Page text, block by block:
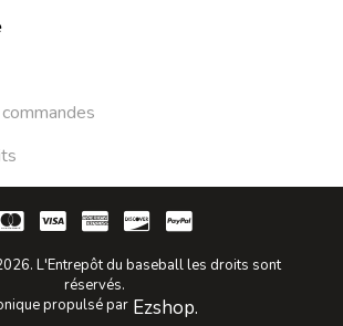
L'Entrepôt du baseball les droits sont
réservés.
propulsé par Ezshop.